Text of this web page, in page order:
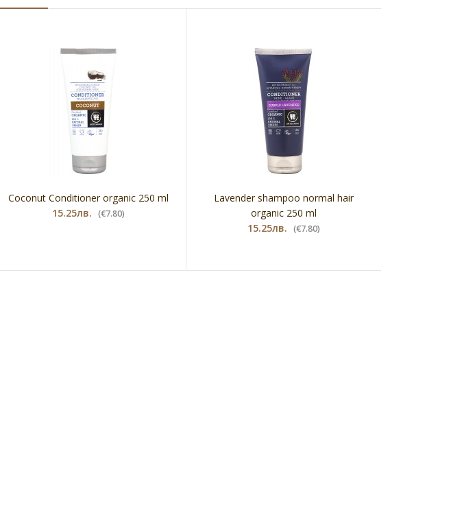
Coconut Conditioner organic 250 ml
15.25лв. (€7.80)
Lavender shampoo normal hair
organic 250 ml
15.25лв. (€7.80)